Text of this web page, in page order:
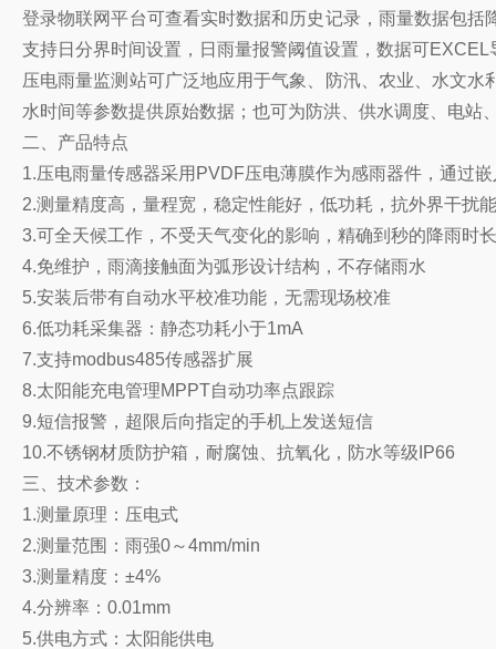
登录物联网平台可查看实时数据和历史记录，雨量数据包
支持日分界时间设置，日雨量报警阈值设置，数据可EXCEL
压电雨量监测站可广泛地应用于气象、防汛、农业、水文
水时间等参数提供原始数据；也可为防洪、供水调度、电站
二、产品特点
1.压电雨量传感器采用PVDF压电薄膜作为感雨器件，通过
2.测量精度高，量程宽，稳定性能好，低功耗，抗外界干扰
3.可全天候工作，不受天气变化的影响，精确到秒的降雨时
4.免维护，雨滴接触面为弧形设计结构，不存储雨水
5.安装后带有自动水平校准功能，无需现场校准
6.低功耗采集器：静态功耗小于1mA
7.支持modbus485传感器扩展
8.太阳能充电管理MPPT自动功率点跟踪
9.短信报警，超限后向指定的手机上发送短信
10.不锈钢材质防护箱，耐腐蚀、抗氧化，防水等级IP66
三、技术参数：
1.测量原理：压电式
2.测量范围：雨强0～4mm/min
3.测量精度：±4%
4.分辨率：0.01mm
5.供电方式：太阳能供电